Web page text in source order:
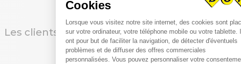
Les clients qui ont acheté ce produit ont